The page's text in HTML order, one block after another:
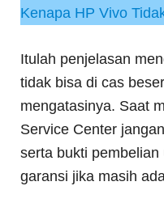
Kenapa HP Vivo
Itulah penjelasan
tidak bisa di cas
mengatasinya. Saat
Service Center
serta bukti
garansi jika masih